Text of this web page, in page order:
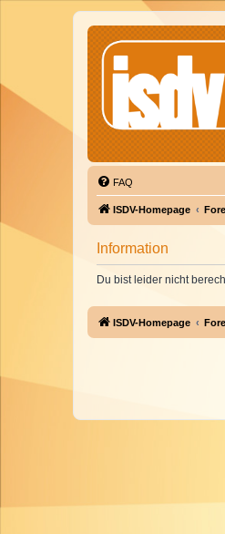
FAQ
ISDV-Homepage
Information
Du bist leider nicht
ISDV-Homepage